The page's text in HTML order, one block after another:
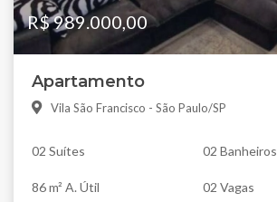
R$ 989.000,00
Apartamento
Vila São Francisco - São Paulo/SP
02 Suítes 02 Banheiros
86 m² A. Útil 02 Vagas